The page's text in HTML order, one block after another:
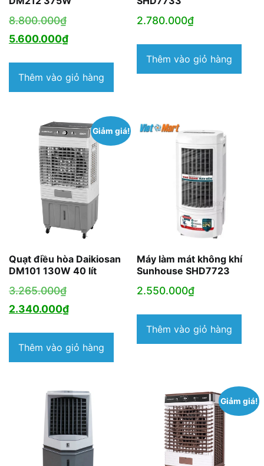
8.800.000₫Giá
gốc
8.800.000₫.
5.600.000₫Giá
tại
là:
Thêm vào giỏ hàng
2.780.000₫
Thêm vào giỏ hàng
Giảm giá!
Quạt điều hòa Daikiosan
DM101 130W 40 lít
3.265.000₫Giá
gốc
3.265.000₫.
2.340.000₫Giá
tại
là:
Thêm vào giỏ hàng
Máy làm mát không khí
Sunhouse SHD7723
2.550.000₫
Thêm vào giỏ hàng
Giảm giá!